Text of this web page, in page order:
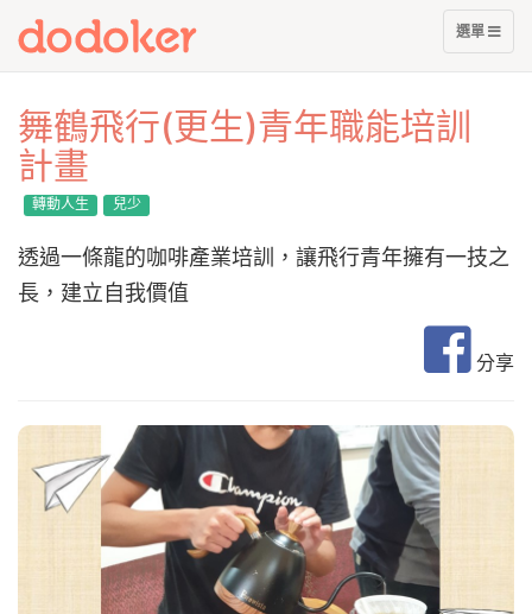
展
開
選
選單
舞鶴飛行(更生)青年職能培訓
計畫
轉動人生 兒少
透過一條龍的咖啡產業培訓，讓飛行青年擁有一技之
長，建立自我價值
分享